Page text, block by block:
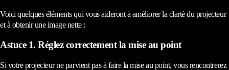
Voici quelques éléments qui vous aideront à améliorer la clarté du projecteur
et à obtenir une image nette :
Astuce 1. Réglez correctement la mise au point
Si votre projecteur ne parvient pas à faire la mise au point, vous rencontrerez